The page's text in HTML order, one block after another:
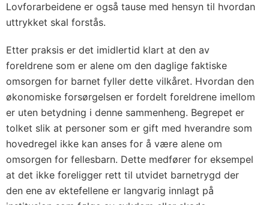
Lovforarbeidene er også tause med hensyn til hvordan
uttrykket skal forstås.
Etter praksis er det imidlertid klart at den av
foreldrene som er alene om den daglige faktiske
omsorgen for barnet fyller dette vilkåret. Hvordan den
økonomiske forsørgelsen er fordelt foreldrene imellom
er uten betydning i denne sammenheng. Begrepet er
tolket slik at personer som er gift med hverandre som
hovedregel ikke kan anses for å være alene om
omsorgen for fellesbarn. Dette medfører for eksempel
at det ikke foreligger rett til utvidet barnetrygd der
den ene av ektefellene er langvarig innlagt på